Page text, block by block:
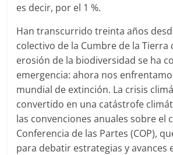
es decir, por el 1 %.
Han transcurrido treinta años
colectivo de la Cumbre de la Tierra
erosión de la biodiversidad se ha
emergencia: ahora nos
mundial de extinción. La crisis
convertido en una catástrofe
las convenciones anuales sobre el
Conferencia de las Partes (COP),
para debatir estrategias y avances